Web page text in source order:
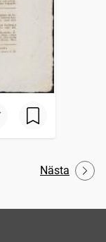
Nästa